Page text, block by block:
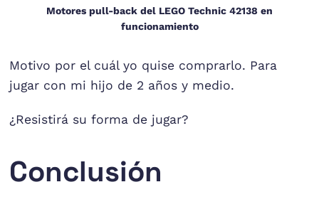
Motores pull-back del LEGO Technic 42138 en
funcionamiento
Motivo por el cuál yo quise comprarlo. Para
jugar con mi hijo de 2 años y medio.
¿Resistirá su forma de jugar?
Conclusión